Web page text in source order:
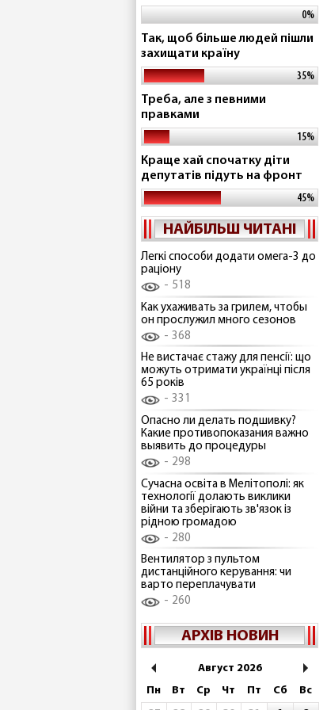
0%
Так, щоб більше людей пішли
захищати країну
35%
Треба, але з певними
правками
15%
Краще хай спочатку діти
депутатів підуть на фронт
45%
НАЙБІЛЬШ ЧИТАНІ
Легкі способи додати омега-3 до
раціону
518
Как ухаживать за грилем, чтобы
он прослужил много сезонов
368
Не вистачає стажу для пенсії: що
можуть отримати українці після
65 років
331
Опасно ли делать подшивку?
Какие противопоказания важно
выявить до процедуры
298
Сучасна освіта в Мелітополі: як
технології долають виклики
війни та зберігають зв'язок із
рідною громадою
280
Вентилятор з пультом
дистанційного керування: чи
варто переплачувати
260
АРХІВ НОВИН
Август 2026
Пн
Вт Ср Чт Пт Сб
Вс